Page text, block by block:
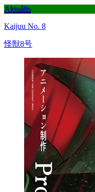
Aktuális
Kaijuu No. 8
怪獣8号